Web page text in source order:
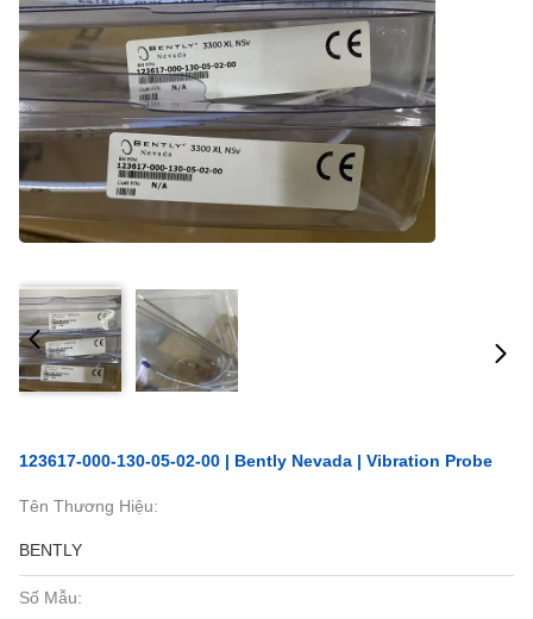
123617-000-130-05-02-00 | Bently Nevada | Vibration Probe
Tên Thương Hiệu:
BENTLY
Số Mẫu: